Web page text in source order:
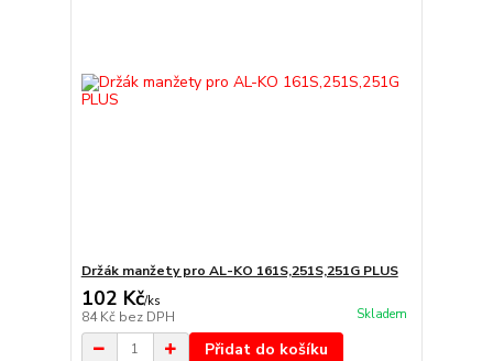
Držák manžety pro AL-KO 161S,251S,251G PLUS
102 Kč/ks
84 Kč bez DPH Skladem
Přidat do košíku